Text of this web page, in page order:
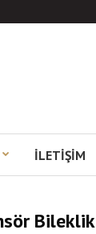
İLETİŞİM
Bileklik